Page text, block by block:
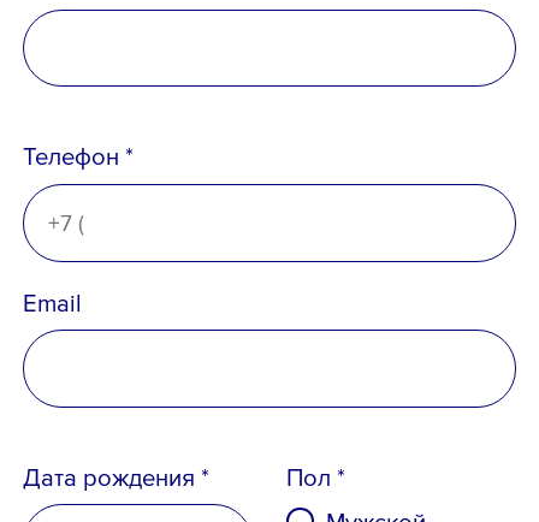
Телефон *
Email *
Телефон *
Email
Дата рождения *
Пол *